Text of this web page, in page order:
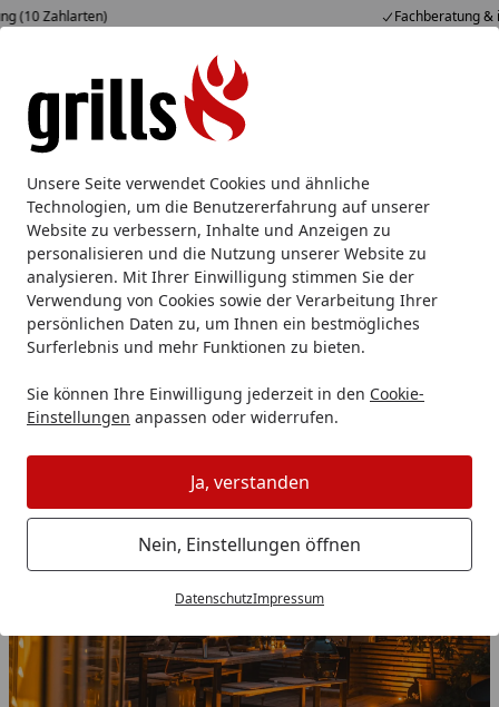
Unsere Seite verwendet Cookies und ähnliche
Technologien, um die Benutzererfahrung auf unserer
Website zu verbessern, Inhalte und Anzeigen zu
personalisieren und die Nutzung unserer Website zu
analysieren. Mit Ihrer Einwilligung stimmen Sie der
Verwendung von Cookies sowie der Verarbeitung Ihrer
persönlichen Daten zu, um Ihnen ein bestmögliches
Surferlebnis und mehr Funktionen zu bieten.
Sie können Ihre Einwilligung jederzeit in den Cookie-
Einstellungen anpassen oder widerrufen.
Ja, verstanden
Nein, Einstellungen öffnen
DatenschutzImpressum
Alle Produkte
Mein Konto
Suchen
Startseite
Jetzt Geschenke rund um den Grill entdecken & kaufen
Tolle Geschenkideen für Grill-Fans
Lesezeit: 2 min.
Erstellt am: 01.11.2021,Aktualisiert am: 02.12.2024
Grillen ist Hobby und Leidenschaft - wenn Sie also
jemandem eine kleine Freude machen wollen und noch
nicht genau wissen was Sie zu Weihnachten schenken
sollen, ist ein Grill-Geschenk eventuell genau das
Oder auch zwei Paar Socken...